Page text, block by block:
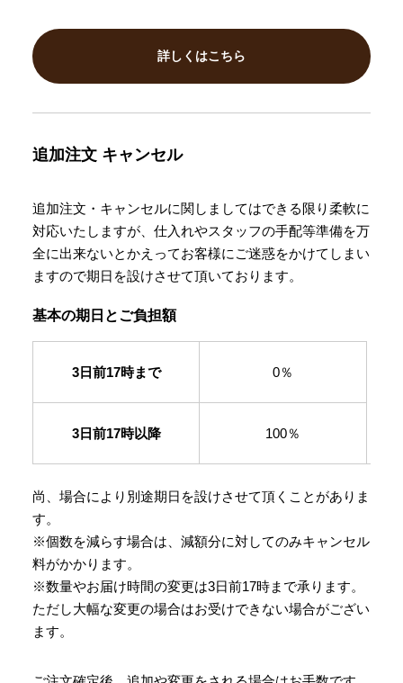
詳しくはこちら
追加注文 キャンセル
追加注文・キャンセルに関しましてはできる限り柔軟に
対応いたしますが、仕入れやスタッフの手配等準備を万
全に出来ないとかえってお客様にご迷惑をかけてしまい
ますので期日を設けさせて頂いております。
基本の期日とご負担額
3日前17時まで 0％
3日前17時以降 100％
尚、場合により別途期日を設けさせて頂くことがありま
す。
※個数を減らす場合は、減額分に対してのみキャンセル
料がかかります。
※数量やお届け時間の変更は3日前17時まで承ります。
ただし大幅な変更の場合はお受けできない場合がござい
ます。